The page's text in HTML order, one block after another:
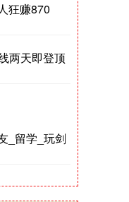
狂赚870
两天即登顶
_留学_玩剑